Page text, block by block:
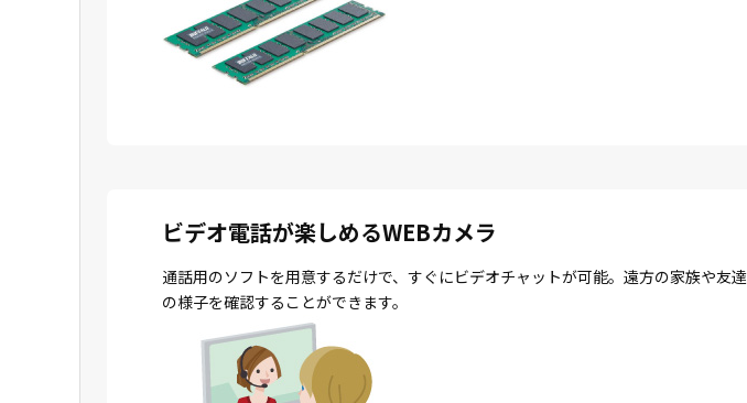
ビデオ電話が楽しめるWEBカメラ
通話用のソフトを用意するだけで、すぐにビデオチャットが可能。遠方の家族や
の様子を確認することができます。